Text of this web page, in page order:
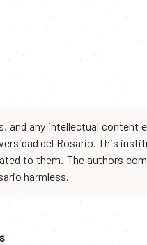
and any intellectual
del Rosario. This
to them. The authors
harmless.